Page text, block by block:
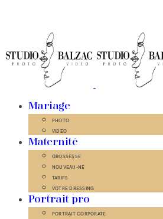
Mariage
PHOTO
VIDÉO
Maternité
GROSSESSE
NOUVEAU-NÉ
TARIFS
VOTRE DRESSING
Portrait pro
PORTRAIT CORPORATE